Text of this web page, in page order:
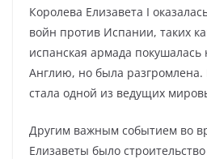
Королева Елизавета I
войн против Испании, таких
испанская армада
Англию, но была разгромлена.
стала одной из ведущих
Другим важным событием во
Елизаветы было